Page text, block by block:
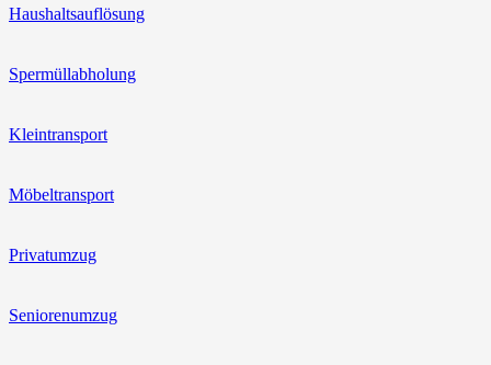
Haushaltsauflösung
Spermüllabholung
Kleintransport
Möbeltransport
Privatumzug
Seniorenumzug